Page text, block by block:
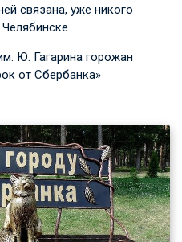
связана, уже никого
Ю. Гагарина горожан
от Сбербанка»